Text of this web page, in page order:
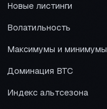
Новые листинги
Волатильность
Максимумы и минимумы
Доминация BTC
Индекс альтсезона